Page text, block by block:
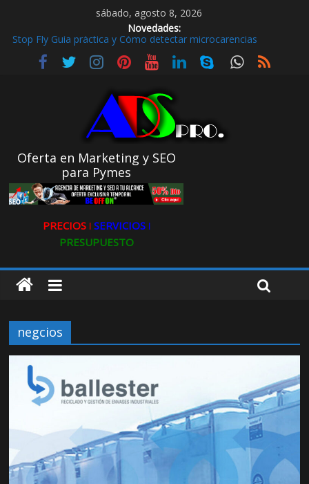
sábado, agosto 8, 2026
Novedades:
Stop Fly Guía práctica y Cómo detectar microcarencias
De hobby a referencia. La historia de Ultravioleta Radio y su
impacto en el mundo digital
Radio Taxi Aljarafe o Descubre el Servicio Esencial de Movilidad
Maximiza la Visibilidad de tu Clínica Dental en Directorios
Oferta en Marketing y SEO
para Pymes
PRECIOS ǀ SERVICIOS ǀ
PRESUPUESTO
negcios